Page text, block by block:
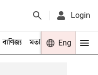
Login
বাণিজ্য মতামত খেলা
Eng